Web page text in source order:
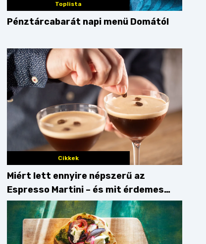
fagyi pizza Balaton cukrászda
Toplista
Pénztárcabarát napi menü Domától
Cikkek
Miért lett ennyire népszerű az
Espresso Martini – és mit érdemes
enni mellé?